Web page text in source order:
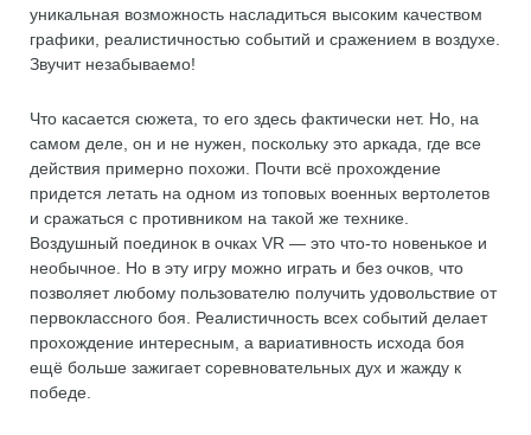
уникальная возможность насладиться высоким качеством
графики, реалистичностью событий и сражением в воздухе.
Звучит незабываемо!
Что касается сюжета, то его здесь фактически нет. Но, на
самом деле, он и не нужен, поскольку это аркада, где все
действия примерно похожи. Почти всё прохождение
придется летать на одном из топовых военных вертолетов
и сражаться с противником на такой же технике.
Воздушный поединок в очках VR — это что-то новенькое и
необычное. Но в эту игру можно играть и без очков, что
позволяет любому пользователю получить удовольствие от
первоклассного боя. Реалистичность всех событий делает
прохождение интересным, а вариативность исхода боя
ещё больше зажигает соревновательных дух и жажду к
победе.